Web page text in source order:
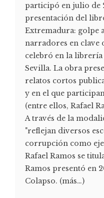
participó en julio de
presentación del
Extremadura: golpe
narradores en clave
celebró en la librería
Sevilla. La obra
relatos cortos
y en el que
(entre ellos, Rafael
A través de la
"reflejan diversos
corrupción como
Rafael Ramos se
Ramos presentó en
Colapso. (más…)